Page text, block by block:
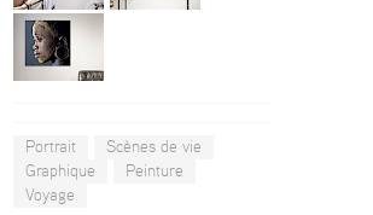
Portrait
Scènes de vie
Graphique
Peinture
Voyage